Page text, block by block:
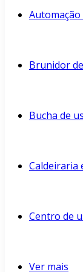
Brunidor
Bucha de
Caldeiraria
Centro de
Ver mais